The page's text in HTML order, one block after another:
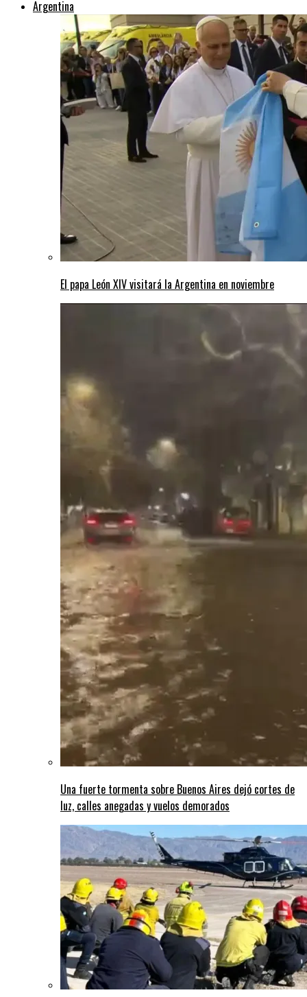
Argentina
El papa León XIV visitará la Argentina en noviembre
Una fuerte tormenta sobre Buenos Aires dejó cortes de
luz, calles anegadas y vuelos demorados